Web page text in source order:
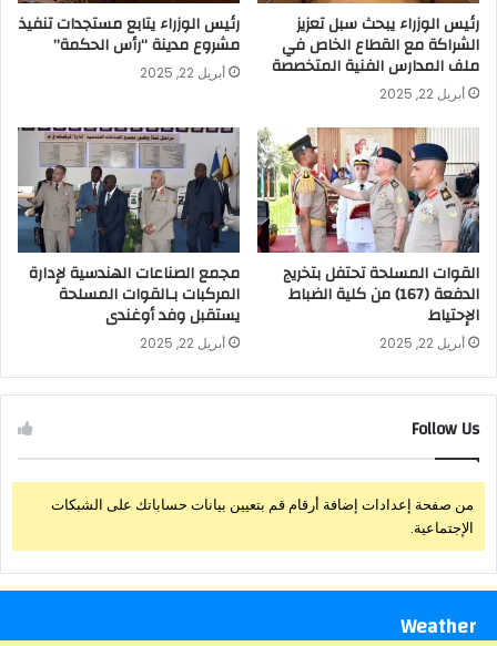
رئيس الوزراء يبحث سبل تعزيز
الشراكة مع القطاع الخاص في
ملف المدارس الفنية المتخصصة
أبريل 22, 2025
رئيس الوزراء يتابع مستجدات تنفيذ
مشروع مدينة “رأس الحكمة”
أبريل 22, 2025
القوات المسلحة تحتفل بتخريج
الدفعة (167) من كلية الضباط
الإحتياط
أبريل 22, 2025
مجمع الصناعات الهندسية لإدارة
المركبات بـالقوات المسلحة
يستقبل وفد أوغندى
أبريل 22, 2025
Follow Us
من صفحة إعدادات إضافة أرقام قم بتعيين بيانات حساباتك على الشبكات
الإجتماعية.
Weather